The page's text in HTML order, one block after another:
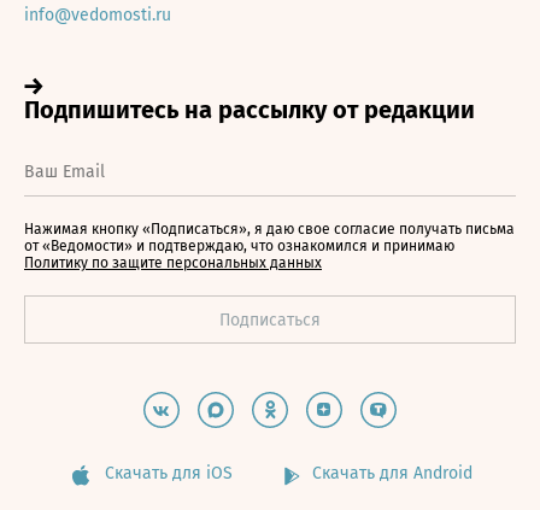
info@vedomosti.ru
Нажимая кнопку «Подписаться», я даю свое согласие получать письма
от «Ведомости» и подтверждаю, что ознакомился и принимаю
Политику по защите персональных данных
Скачать для iOS Скачать для Android